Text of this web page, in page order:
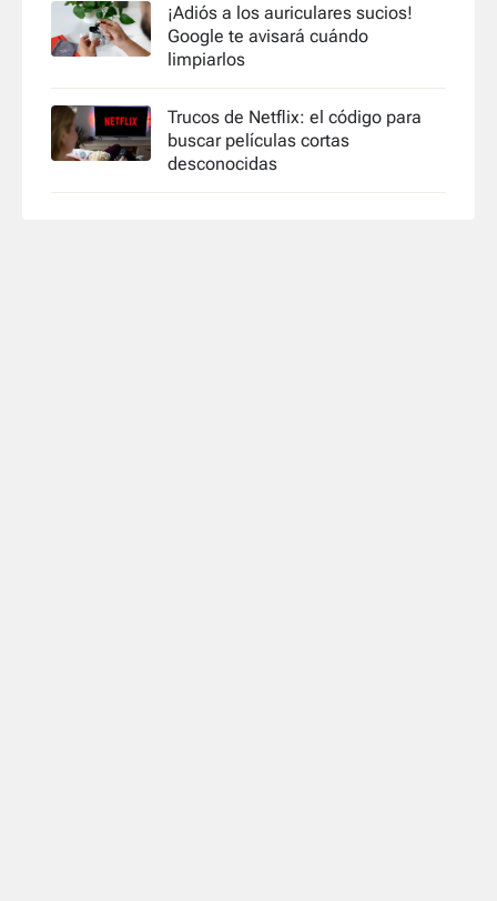
¡Adiós a los auriculares sucios!
Google te avisará cuándo
limpiarlos
Trucos de Netflix: el código para
buscar películas cortas
desconocidas